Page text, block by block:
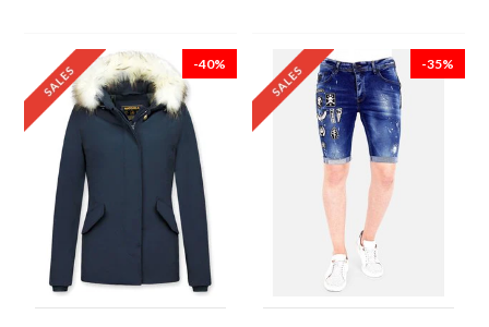
-40% -35%